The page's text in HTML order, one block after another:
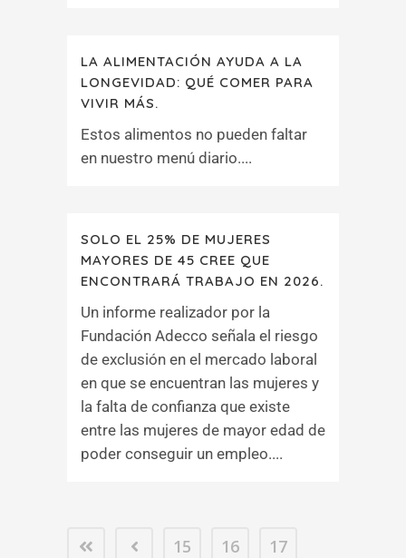
LA ALIMENTACIÓN AYUDA A LA
LONGEVIDAD: QUÉ COMER PARA
VIVIR MÁS.
Estos alimentos no pueden faltar
en nuestro menú diario....
SOLO EL 25% DE MUJERES
MAYORES DE 45 CREE QUE
ENCONTRARÁ TRABAJO EN 2026.
Un informe realizador por la
Fundación Adecco señala el riesgo
de exclusión en el mercado laboral
en que se encuentran las mujeres y
la falta de confianza que existe
entre las mujeres de mayor edad de
poder conseguir un empleo....
15 16
17